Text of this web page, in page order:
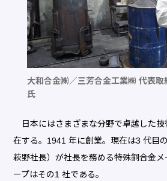
大和合金㈱／三芳合金工業㈱ 代表取
氏
日本にはさまざまな分野で卓越した技
在する。1941 年に創業。現在は3 代目
萩野社長）が社長を務める特殊銅合金
ープはその1 社である。